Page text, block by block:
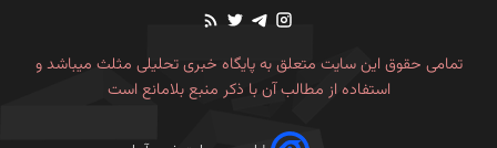
تمامی حقوق این سایت متعلق به پایگاه خبری تحلیلی مثلث میباشد و
استفاده از مطالب آن با ذکر منبع بلامانع است